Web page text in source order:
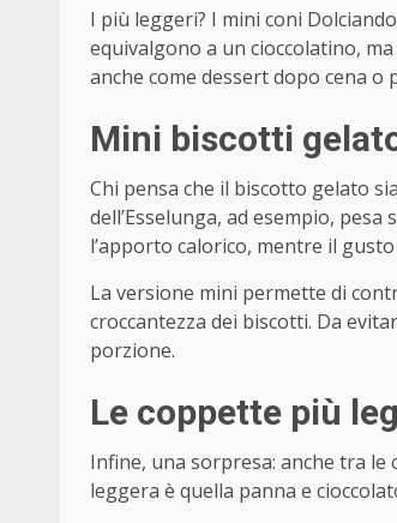
I più leggeri? I mini coni
equivalgono a un cioccolatino,
anche come dessert dopo cena o
Mini biscotti
Chi pensa che il biscotto gelato
dell’Esselunga, ad esempio,
l’apporto calorico, mentre il
La versione mini permette di
croccantezza dei biscotti. Da
porzione.
Le coppette più
Infine, una sorpresa: anche tra
leggera è quella panna e